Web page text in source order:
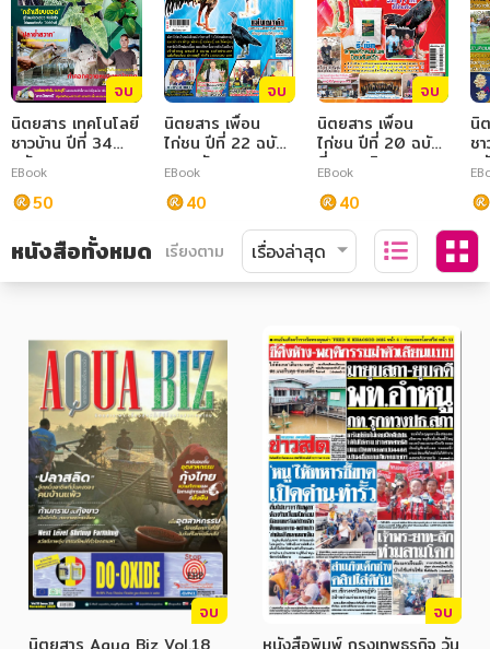
จบ
นิตยสาร เทคโนโลยี
ชาวบ้าน ปีที่ 34
ฉบับ 753 ตุลาคม
2564
EBook
50
จบ
นิตยสาร เพื่อน
ไก่ชน ปีที่ 22 ฉบับที่
451 ธันวาคม
2564
EBook
40
จบ
นิตยสาร เพื่อน
ไก่ชน ปีที่ 20 ฉบับ
ที่ 435 สิงหาคม
2563
EBook
40
นิ
ช
ฉ
ก
หนังสือทั้งหมด เรียงตาม
จบ
จบ